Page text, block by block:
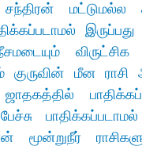
மட்டுமல்ல
விருட்சிக
குருவின் மீன
ஜாதகத்தில்
மூன்றுநீர்